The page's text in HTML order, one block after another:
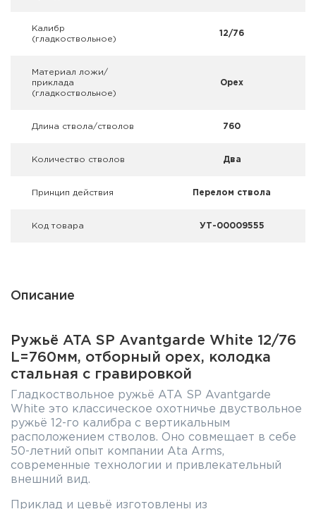
Сигнальные средства
Дартс
Калибр
(гладкоствольное)
12/76
Материал ложи/
приклада
(гладкоствольное)
Орех
Длина ствола/стволов 760
Количество стволов Два
Принцип действия Перелом ствола
Код товара УТ-00009555
Описание
Ружьё ATA SP Avantgarde White 12/76
L=760мм, отборный орех, колодка
стальная с гравировкой
Гладкоствольное ружьё ATA SP Avantgarde
White это классическое охотничье двуствольное
ружьё 12-го калибра с вертикальным
расположением стволов. Оно совмещает в себе
50-летний опыт компании Ata Arms,
современные технологии и привлекательный
внешний вид.
Приклад и цевьё изготовлены из